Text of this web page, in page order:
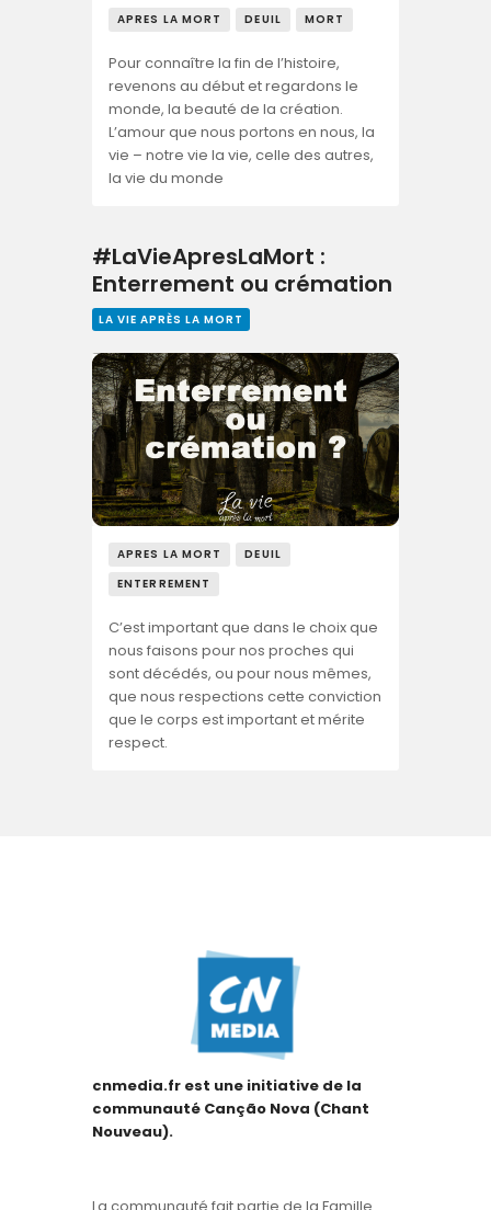
APRES LA MORT DEUIL MORT
Pour connaître la fin de l’histoire,
revenons au début et regardons le
monde, la beauté de la création.
L’amour que nous portons en nous, la
vie – notre vie la vie, celle des autres,
la vie du monde
#LaVieApresLaMort :
Enterrement ou crémation
LA VIE APRÈS LA MORT
APRES LA MORT
DEUIL
ENTERREMENT
C’est important que dans le choix que
nous faisons pour nos proches qui
sont décédés, ou pour nous mêmes,
que nous respections cette conviction
que le corps est important et mérite
respect.
cnmedia.fr est une initiative de la
communauté Canção Nova (Chant
Nouveau).